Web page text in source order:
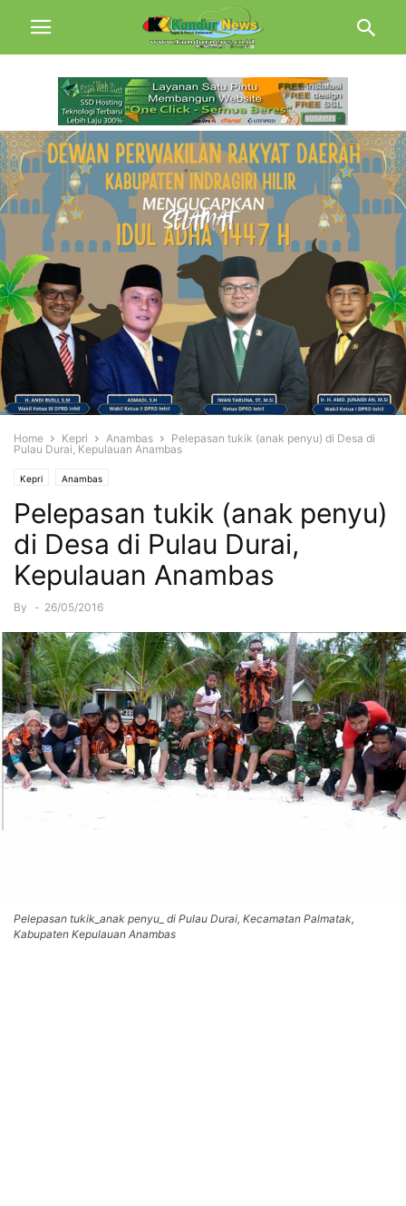
Home Kepri Anambas
Pelepasan tukik (anak penyu) di Desa di
Pulau Durai, Kepulauan Anambas
Kepri Anambas
Pelepasan tukik (anak penyu)
di Desa di Pulau Durai,
Kepulauan Anambas
By - 26/05/2016
Pelepasan tukik_anak penyu_ di Pulau Durai, Kecamatan Palmatak,
Kabupaten Kepulauan Anambas